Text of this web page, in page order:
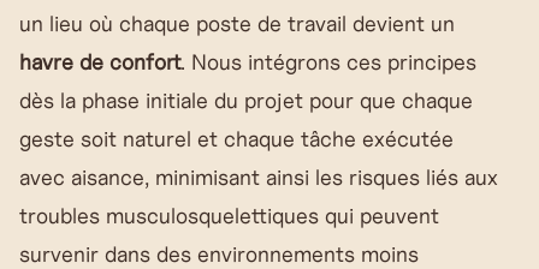
un lieu où chaque poste de travail devient un
havre de confort. Nous intégrons ces principes
dès la phase initiale du projet pour que chaque
geste soit naturel et chaque tâche exécutée
avec aisance, minimisant ainsi les risques liés aux
troubles musculosquelettiques qui peuvent
survenir dans des environnements moins